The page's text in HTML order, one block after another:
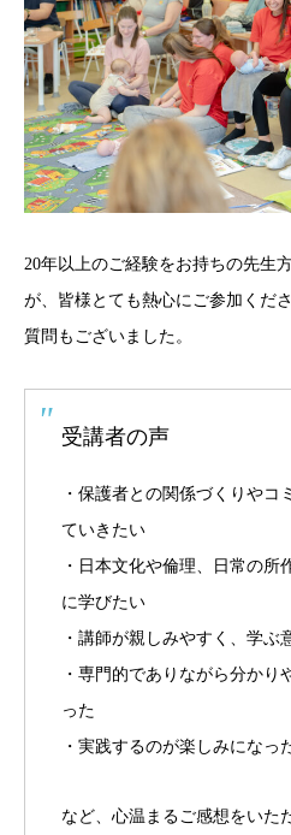
20年以上のご経験をお持ちの先生
が、皆様とても熱心にご参加くだ
質問もございました。
受講者の声
・保護者との関係づくりやコ
ていきたい
・日本文化や倫理、日常の所
に学びたい
・講師が親しみやすく、学ぶ
・専門的でありながら分かり
った
・実践するのが楽しみになっ
など、心温まるご感想をいた